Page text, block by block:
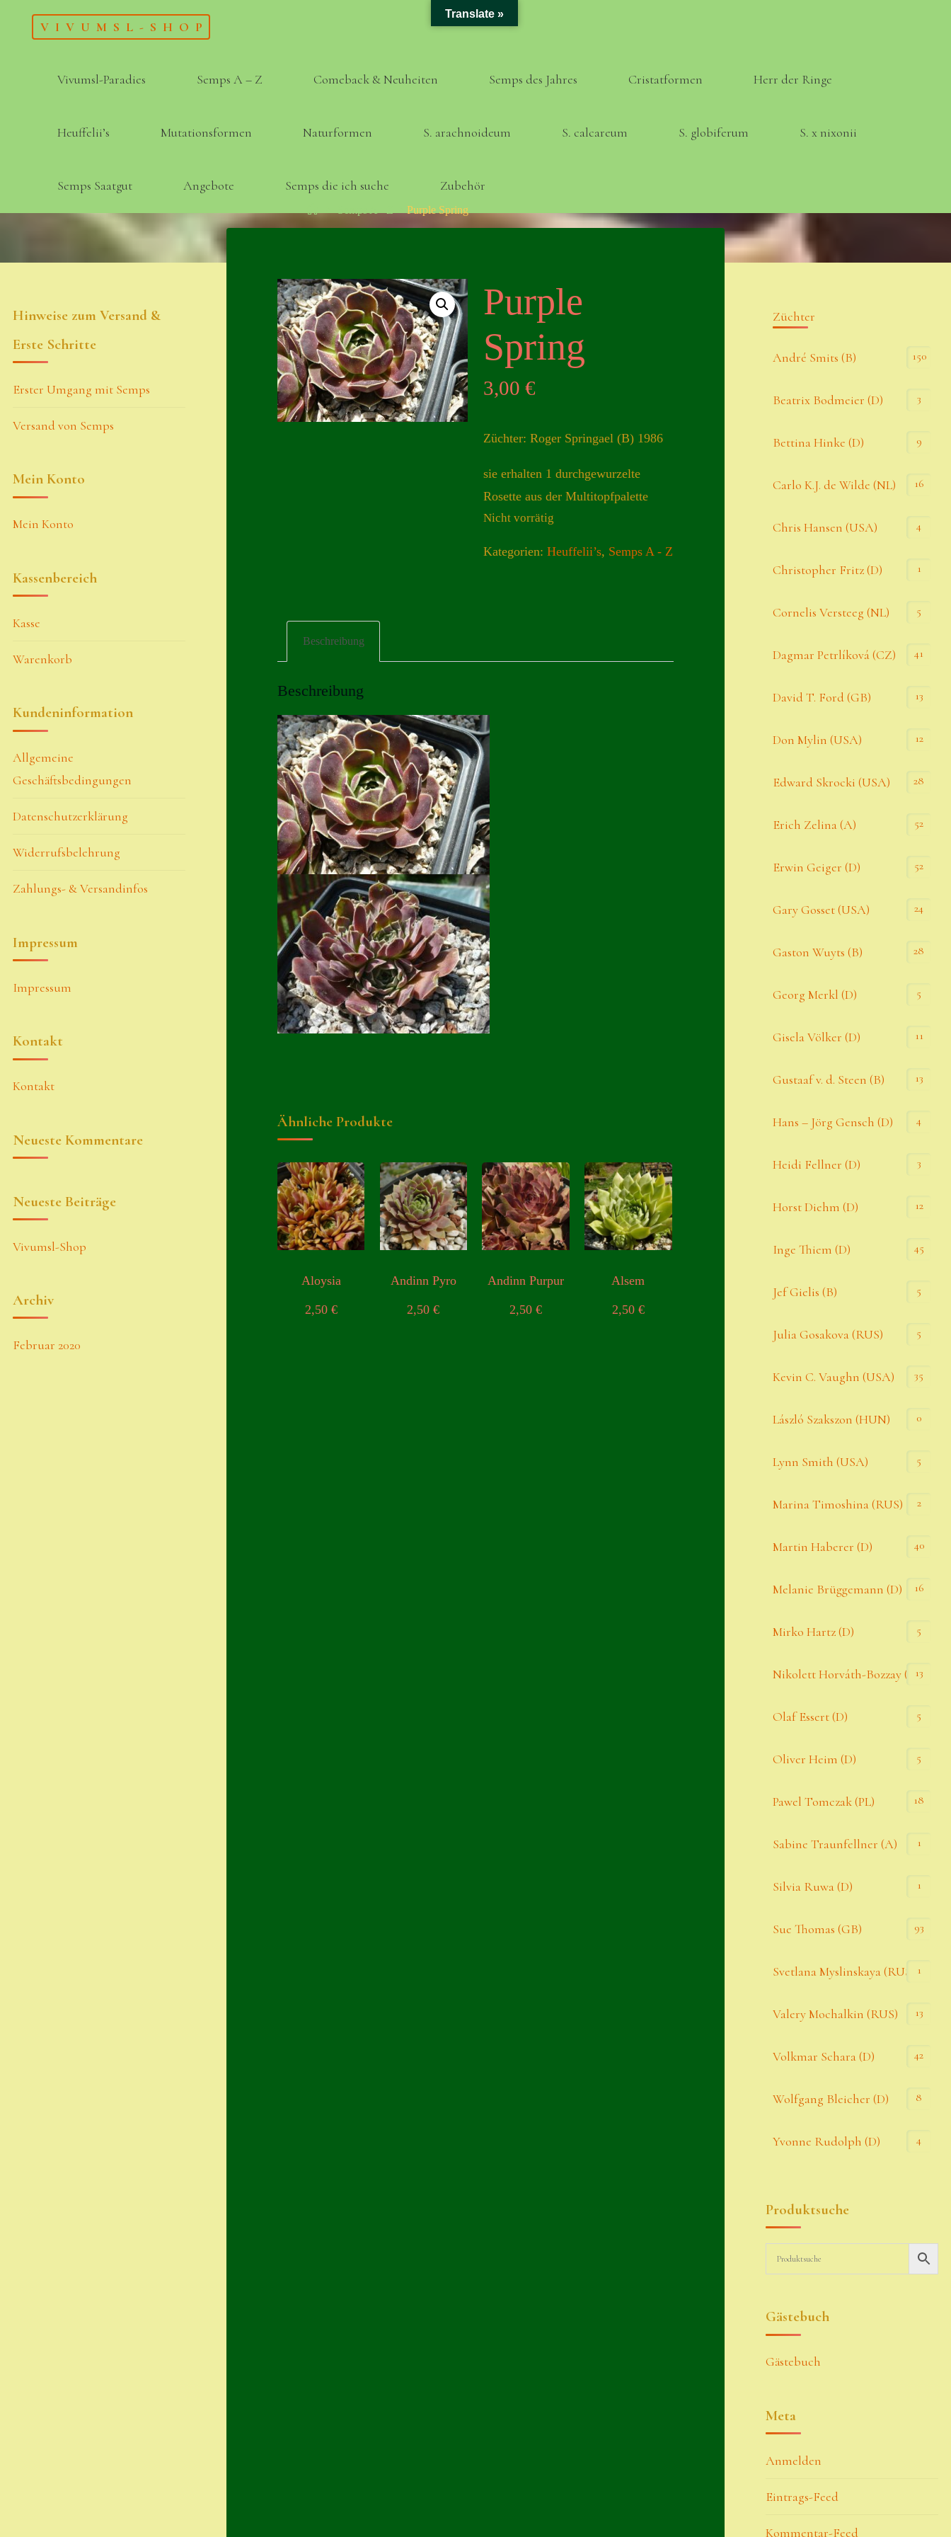
VIVUMSL-SHOP
Vivumsl-Paradies Semps A – Z Comeback & Neuheiten Semps des Jahres Cristatformen Herr der Ringe
Heuffelii’s Mutationsformen Naturformen S. arachnoideum S. calcareum S. globiferum S. x nixonii
Semps Saatgut Angebote Semps die ich suche Zubehör
Versand
Versand von Semps
Warenkorb
Widerrufsbelehrung
Zahlung
Semps A - Z Purple Spring
Purple
Spring
3,00€
Züchter: Roger Springael (B) 1986
sie erhalten 1 durchgewurzelte
Rosette aus der Multitopfpalette
Nicht vorrätig
Kategorien:Heuffelii’s, Semps A - Z
Beschreibung
Beschreibung
Ähnliche Produkte
Aloysia
2,50 €
Andinn Pyro
2,50€
Andinn Purpur
2,50€
Alsem
2,50 €
Hinweise zum Versand &
Erste Schritte
Erster Umgang mit Semps
Versand von Semps
Mein Konto
Mein Konto
Kassenbereich
Kasse
Warenkorb
Kundeninformation
Allgemeine
Geschäftsbedingungen
Datenschutzerklärung
Widerrufsbelehrung
Zahlungs- & Versandinfos
Impressum
Impressum
Kontakt
Kontakt
Neueste Kommentare
Neueste Beiträge
Vivumsl-Shop
Archiv
Februar 2020
Züchter
André Smits (B) 150
Beatrix Bodmeier (D) 3
Bettina Hinke (D) 9
Carlo K.J. de Wilde (NL) 16
Chris Hansen (USA) 4
Christopher Fritz (D) 1
Cornelis Versteeg (NL) 5
Dagmar Petrlíková (CZ) 41
David T. Ford (GB) 13
Don Mylin (USA) 12
Edward Skrocki (USA) 28
Erich Zelina (A) 52
Erwin Geiger (D) 52
Gary Gosset (USA) 24
Gaston Wuyts (B) 28
Georg Merkl (D) 5
Gisela Völker (D) 11
Gustaaf v. d. Steen (B) 13
Hans – Jörg Gensch (D) 4
Heidi Fellner (D) 3
Horst Diehm (D) 12
Inge Thiem (D) 45
Jef Gielis (B) 5
Julia Gosakova (RUS) 5
Kevin C. Vaughn (USA) 35
László Szakszon (HUN) 0
Lynn Smith (USA) 5
Marina Timoshina (RUS) 2
Martin Haberer (D) 40
Melanie Brüggemann (D) 16
Mirko Hartz (D) 5
Nikolett Horváth-Bozzay (A)13
Olaf Essert (D) 5
Oliver Heim (D) 5
Pawel Tomczak (PL) 18
Sabine Traunfellner (A) 1
Silvia Ruwa (D) 1
Sue Thomas (GB) 93
Svetlana Myslinskaya (RUS) 1
Valery Mochalkin (RUS) 13
Volkmar Schara (D) 42
Wolfgang Bleicher (D) 8
Yvonne Rudolph (D) 4
Produktsuche
Gästebuch
Gästebuch
Meta
Anmelden
Eintrags-Feed
Kommentar-Feed
Translate »